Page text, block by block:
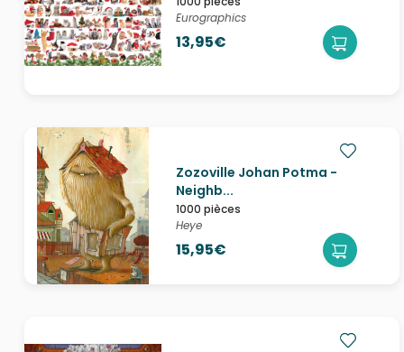
Eurographics
13,95€
Zozoville Johan Potma -
Neighb...
1000 pièces
Heye
15,95€